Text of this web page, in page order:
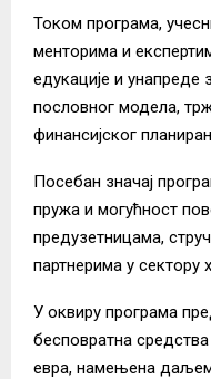
Током програма,
менторима и
едукације и унапреде
пословног модела,
финансијског
Посебан значај
пружа и могућност
предузетницама,
партнерима у
У оквиру програма
бесповратна
евра, намењена даљем